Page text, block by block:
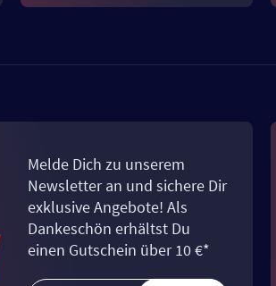
Melde Dich zu unserem
Newsletter an und sichere Dir
exklusive Angebote! Als
Dankeschön erhältst Du
einen Gutschein über 10 €*